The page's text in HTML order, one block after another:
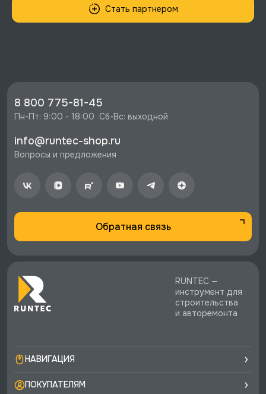
Стать партнером
8 800 775-81-45
Пн-Пт: 9:00 - 18:00  Сб-Вс: выходной
info@runtec-shop.ru
Вопросы и предложения
Обратная связь
RUNTEC —
инструмент для
строительства
и авторемонта
НАВИГАЦИЯ
ПОКУПАТЕЛЯМ